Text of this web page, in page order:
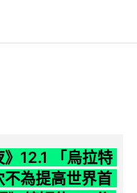
》12.1 「烏拉特
為提高世界首